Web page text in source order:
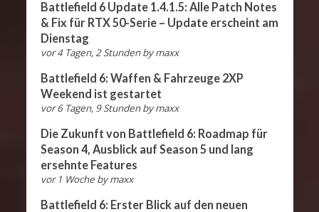
Battlefield 6 Update 1.4.1.5: Alle Patch Notes
& Fix für RTX 50-Serie – Update erscheint am
Dienstag
vor 4 Tagen, 2 Stunden bymaxx
Battlefield 6: Waffen & Fahrzeuge 2XP
Weekend ist gestartet
vor 6 Tagen, 9 Stunden bymaxx
Die Zukunft von Battlefield 6: Roadmap für
Season 4, Ausblick auf Season 5 und lang
ersehnte Features
vor 1 Woche bymaxx
Battlefield 6: Erster Blick auf den neuen